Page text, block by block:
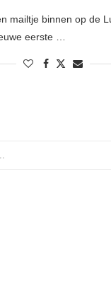
mailtje binnen op de
eerste …